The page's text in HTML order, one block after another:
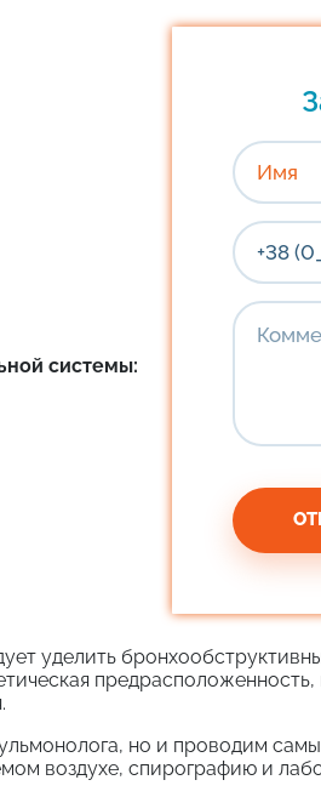
системы:
уделить
но и проводим
воздухе, спирографию и